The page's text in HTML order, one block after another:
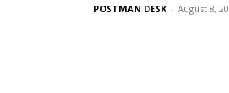
POSTMAN DESK - August 8,